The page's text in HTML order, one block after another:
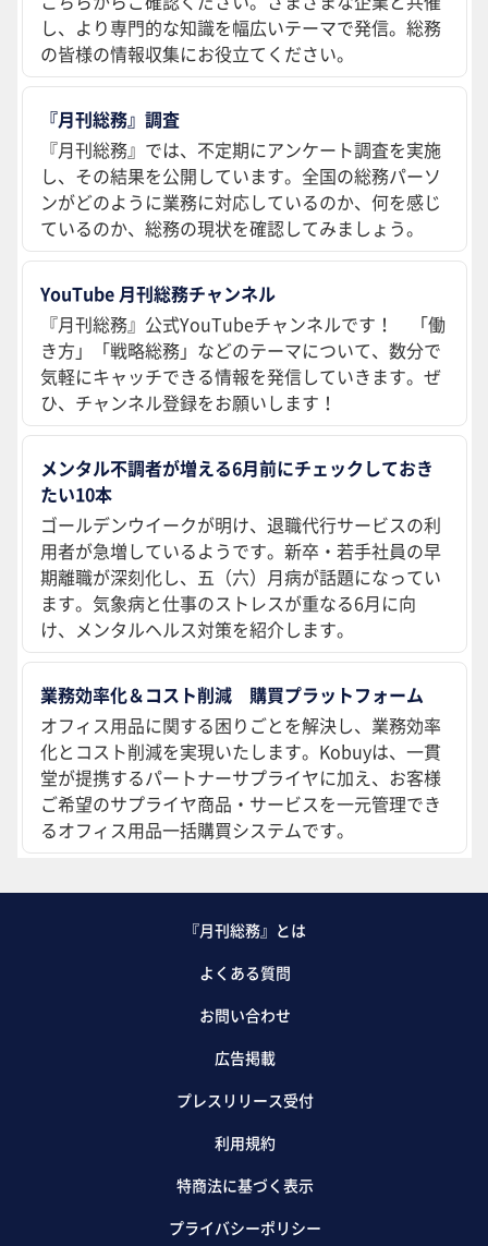
し、より専門的な知識を幅広いテーマで発信。総務
の皆様の情報収集にお役立てください。
『月刊総務』調査
『月刊総務』では、不定期にアンケート調査を実施
し、その結果を公開しています。全国の総務パーソ
ンがどのように業務に対応しているのか、何を感じ
ているのか、総務の現状を確認してみましょう。
YouTube 月刊総務チャンネル
『月刊総務』公式YouTubeチャンネルです！ 「働
き方」「戦略総務」などのテーマについて、数分で
気軽にキャッチできる情報を発信していきます。ぜ
ひ、チャンネル登録をお願いします！
メンタル不調者が増える6月前にチェックしておき
たい10本
ゴールデンウイークが明け、退職代行サービスの利
用者が急増しているようです。新卒・若手社員の早
期離職が深刻化し、五（六）月病が話題になってい
ます。気象病と仕事のストレスが重なる6月に向
け、メンタルヘルス対策を紹介します。
業務効率化＆コスト削減 購買プラットフォーム
オフィス用品に関する困りごとを解決し、業務効率
化とコスト削減を実現いたします。Kobuyは、一貫
堂が提携するパートナーサプライヤに加え、お客様
ご希望のサプライヤ商品・サービスを一元管理でき
るオフィス用品一括購買システムです。
『月刊総務』とは
よくある質問
お問い合わせ
広告掲載
プレスリリース受付
利用規約
特商法に基づく表示
プライバシーポリシー